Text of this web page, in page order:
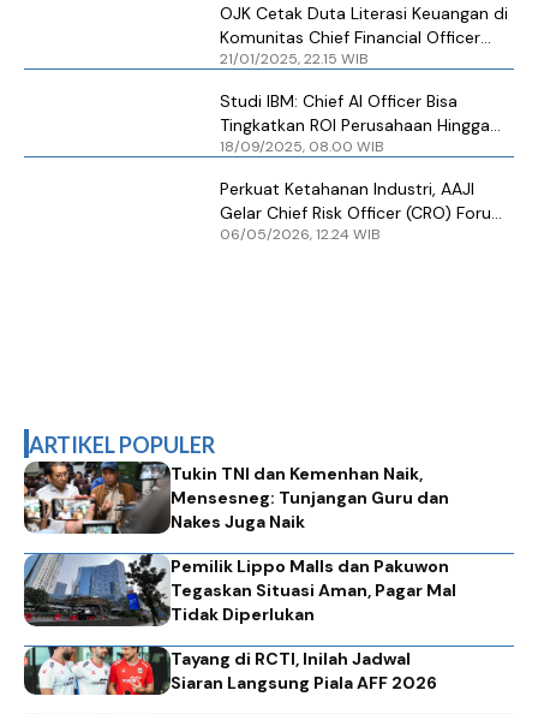
OJK Cetak Duta Literasi Keuangan di
Komunitas Chief Financial Officer
Club Indonesia
21/01/2025, 22.15 WIB
Studi IBM: Chief AI Officer Bisa
Tingkatkan ROI Perusahaan Hingga
36%
18/09/2025, 08.00 WIB
Perkuat Ketahanan Industri, AAJI
Gelar Chief Risk Officer (CRO) Forum
2026
06/05/2026, 12.24 WIB
ARTIKEL POPULER
Tukin TNI dan Kemenhan Naik,
Mensesneg: Tunjangan Guru dan
Nakes Juga Naik
Pemilik Lippo Malls dan Pakuwon
Tegaskan Situasi Aman, Pagar Mal
Tidak Diperlukan
Tayang di RCTI, Inilah Jadwal
Siaran Langsung Piala AFF 2026